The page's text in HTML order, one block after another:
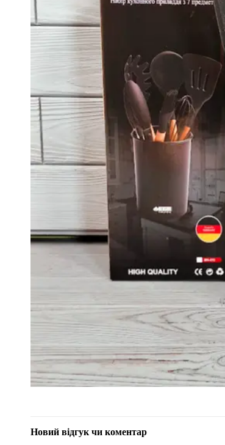
Новий відгук чи коментар